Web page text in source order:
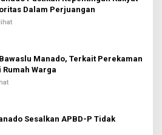
Dalam Perjuangan
Manado, Terkait Perekaman
Rumah Warga
Sesalkan APBD-P Tidak